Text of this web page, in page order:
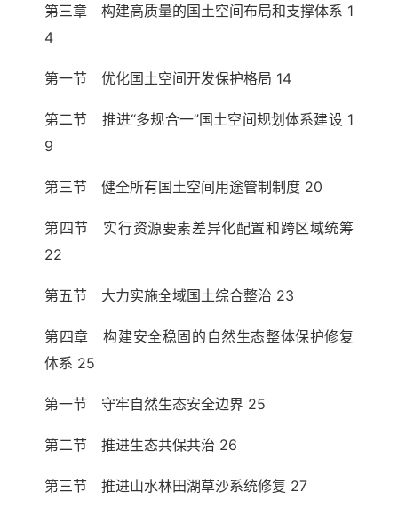
第三章 构建高质量的国土空间布局和支撑体系 1
4
第一节 优化国土空间开发保护格局 14
第二节 推进“多规合一”国土空间规划体系建设 1
9
第三节 健全所有国土空间用途管制制度 20
第四节 实行资源要素差异化配置和跨区域统筹
22
第五节 大力实施全域国土综合整治 23
第四章 构建安全稳固的自然生态整体保护修复
体系 25
第一节 守牢自然生态安全边界 25
第二节 推进生态共保共治 26
第三节 推进山水林田湖草沙系统修复 27